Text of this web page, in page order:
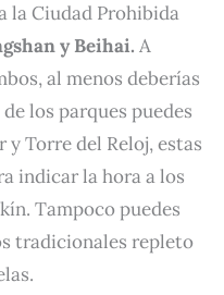
la Ciudad Prohibida
y Beihai. A
al menos deberías
los parques puedes
Torre del Reloj, estas
indicar la hora a los
Tampoco puedes
tradicionales repleto